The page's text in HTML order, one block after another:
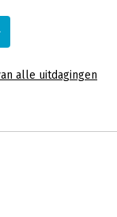
alle uitdagingen